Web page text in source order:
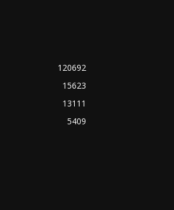
120692
15623
13111
5409